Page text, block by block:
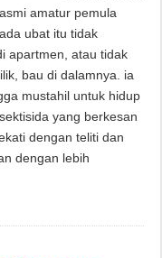
amatur pemula
ubat itu tidak
apartmen, atau tidak
bau di dalamnya. ia
mustahil untuk hidup
yang berkesan
dengan teliti dan
dengan lebih